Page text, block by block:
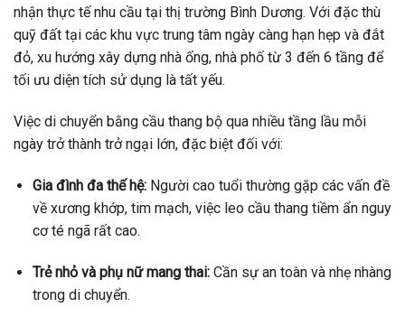
nhận thực tế nhu cầu tại thị trường Bình Dương. Với đặc thù
quỹ đất tại các khu vực trung tâm ngày càng hạn hẹp và đắt
đỏ, xu hướng xây dựng nhà ống, nhà phố từ 3 đến 6 tầng để
tối ưu diện tích sử dụng là tất yếu.
Việc di chuyển bằng cầu thang bộ qua nhiều tầng lầu mỗi
ngày trở thành trở ngại lớn, đặc biệt đối với:
Gia đình đa thế hệ:Người cao tuổi thường gặp các vấn đề
về xương khớp, tim mạch, việc leo cầu thang tiềm ẩn nguy
cơ té ngã rất cao.
Trẻ nhỏ và phụ nữ mang thai:Cần sự an toàn và nhẹ nhàng
trong di chuyển.